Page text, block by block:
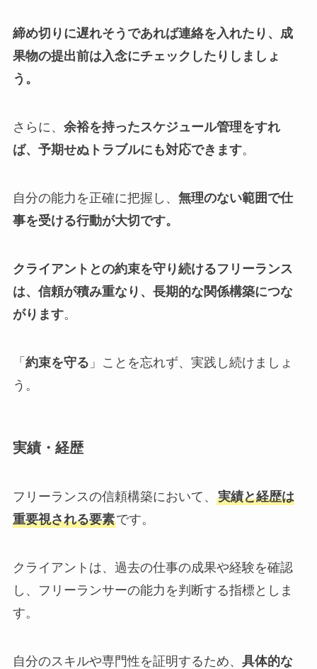
締め切りに遅れそうであれば連絡を入れたり、成
果物の提出前は入念にチェックしたりしましょ
う。
さらに、 余裕を持ったスケジュール管理をすれ
ば、予期せぬトラブルにも対応できます。
自分の能力を正確に把握し、 無理のない範囲で仕
事を受ける行動が大切です。
クライアントとの約束を守り続けるフリーランス
は、信頼が積み重なり、長期的な関係構築につな
がります。
「 約束を守る 」ことを忘れず、実践し続けましょ
う。
実績・経歴
フリーランスの信頼構築において、 実績と経歴は
重要視される要素です。
クライアントは、過去の仕事の成果や経験を確認
し、フリーランサーの能力を判断する指標としま
す。
自分のスキルや専門性を証明するため、 具体的な